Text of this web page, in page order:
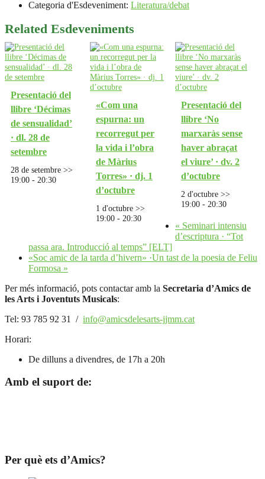
Categoria d'Esdeveniment: Literatura/debat
Related Esdeveniments
Presentació del
llibre ‘Décimas
de sensualidad’
· dl. 28 de
setembre
28 de setembre >>
19:00 - 20:30
«Com una
espurna: un
recorregut per
la vida i l’obra
de Màrius
Torres» · dj. 1
d’octubre
1 d'octubre >>
19:00 - 20:30
Presentació del
llibre ‘No
marxaràs sense
haver abraçat
el viure’ · dv. 2
d’octubre
2 d'octubre >>
19:00 - 20:30
« Seminari intensiu
d’escriptura · “Tot
passa ara. Introducció al temps” [ELT]
«Soc amic de la tarda d’hivern» ·Un tast de la poesia de Feliu
Formosa »
Per més informació, pots contactar amb la Secretaria d’Amics de
les Arts i Joventuts Musicals:
Tel: 93 785 92 31 / info@amicsdelesarts-jjmm.cat
Horari:
De dilluns a divendres, de 17h a 20h
Amb el suport de:
Per què ets d’Amics?